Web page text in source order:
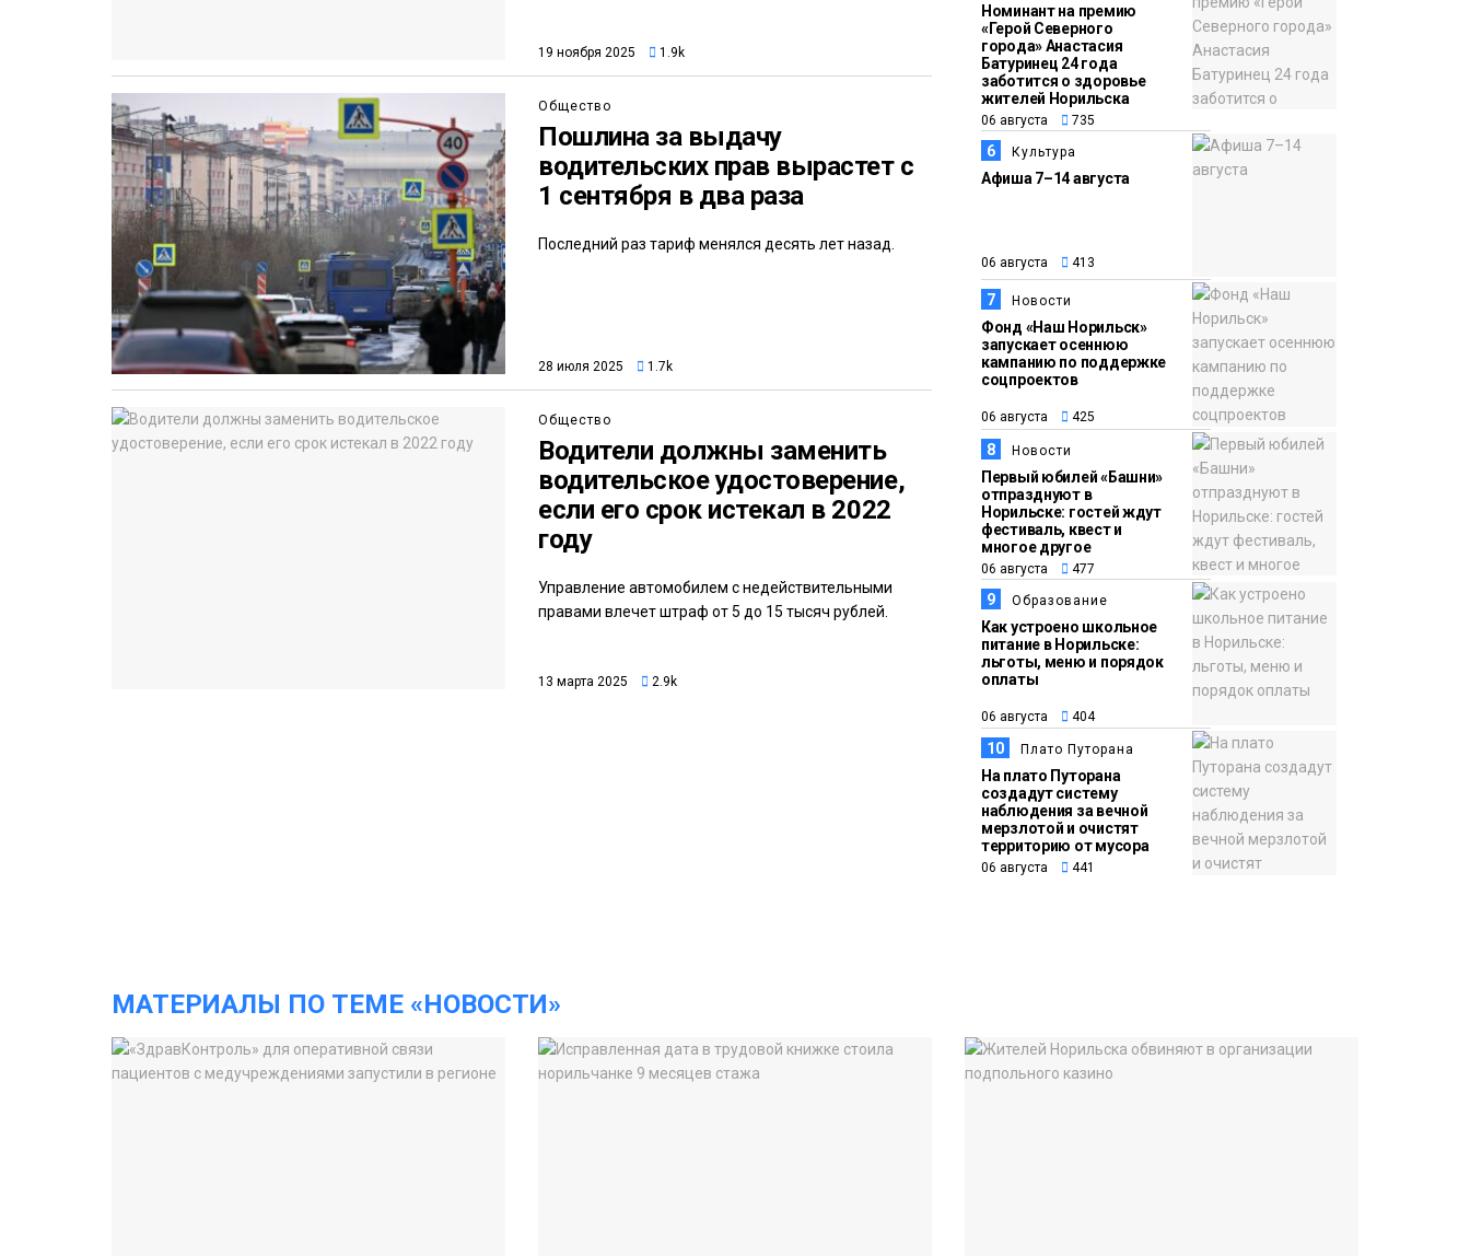
19 ноября 2025 1.9k
Общество
Пошлина за выдачу
водительских прав вырастет с
1 сентября в два раза
Последний раз тариф менялся десять лет назад.
28 июля 2025 1.7k
Общество
Водители должны заменить
водительское удостоверение,
если его срок истекал в 2022
году
Управление автомобилем с недействительными
правами влечет штраф от 5 до 15 тысяч рублей.
13 марта 2025 2.9k
Номинант на премию
«Герой Северного
города» Анастасия
Батуринец 24 года
заботится о здоровье
жителей Норильска
06 августа 735
6 Культура
Афиша 7–14 августа
06 августа 413
7 Новости
Фонд «Наш Норильск»
запускает осеннюю
кампанию по поддержке
соцпроектов
06 августа 425
8 Новости
Первый юбилей «Башни»
отпразднуют в
Норильске: гостей ждут
фестиваль, квест и
многое другое
06 августа 477
9 Образование
Как устроено школьное
питание в Норильске:
льготы, меню и порядок
оплаты
06 августа 404
10 Плато Путорана
На плато Путорана
создадут систему
наблюдения за вечной
мерзлотой и очистят
территорию от мусора
06 августа 441
МАТЕРИАЛЫ ПО ТЕМЕ «НОВОСТИ»